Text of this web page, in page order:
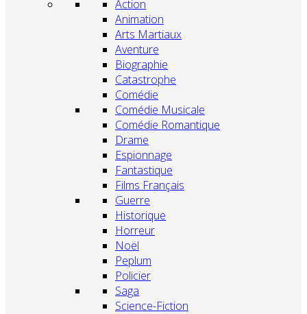
Action
Animation
Arts Martiaux
Aventure
Biographie
Catastrophe
Comédie
Comédie Musicale
Comédie Romantique
Drame
Espionnage
Fantastique
Films Français
Guerre
Historique
Horreur
Noël
Peplum
Policier
Saga
Science-Fiction